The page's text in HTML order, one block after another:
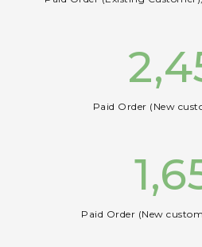
Paid Order (New
Paid Order (New